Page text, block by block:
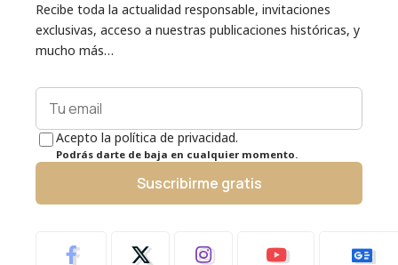
Recibe toda la actualidad responsable, invitaciones
exclusivas, acceso a nuestras publicaciones históricas, y
mucho más…
Acepto la política de privacidad.
Podrás darte de baja en cualquier momento.
Suscribirme gratis